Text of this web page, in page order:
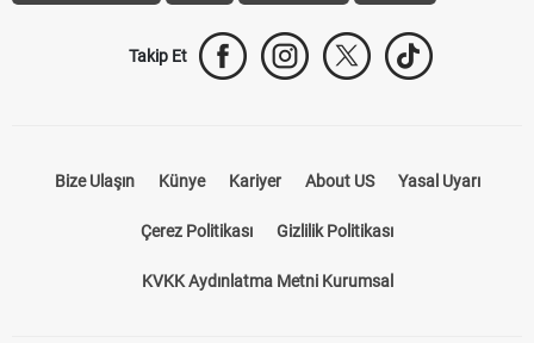
Takip Et
Bize Ulaşın Künye Kariyer About US Yasal Uyarı
Çerez Politikası Gizlilik Politikası
KVKK Aydınlatma Metni Kurumsal